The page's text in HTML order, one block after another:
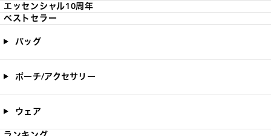
エッセンシャル10周年
ベストセラー
バッグ
ポーチ/アクセサリー
ウェア